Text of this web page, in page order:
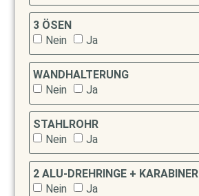
3 ÖSEN
Nein
Ja
WANDHALTERUNG
Nein
Ja
STAHLROHR
Nein
Ja
2 ALU-DREHRINGE + KARABINER
Nein
Ja